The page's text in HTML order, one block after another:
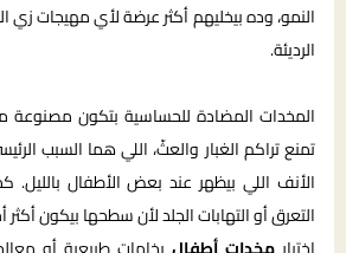
النمو، وده بيخليهم أكثر عرضة لأي مهيجات زي
الرديئة.
المخدات المضادة للحساسية بتكون مصنوعة
تمنع تراكم الغبار والعثّ، اللي هما السبب
الأنف اللي بيظهر عند بعض الأطفال بالليل.
التعرق أو التهابات الجلد لأن سطحها بيكون